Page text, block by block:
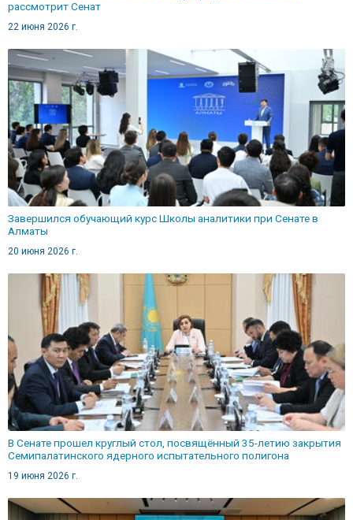
рассмотрит Сенат
22 июня 2026 г.
Завершился обучающий курс Школы аналитики при Cенате в
Алматы
20 июня 2026 г.
В Сенате прошел круглый стол, посвящённый 35-летию закрытия
Семипалатинского ядерного испытательного полигона
19 июня 2026 г.